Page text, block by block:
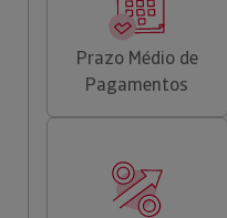
Prazo Médio de
Pagamentos